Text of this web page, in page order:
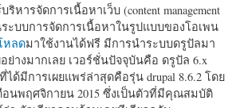
หารจัดการเนื้อหาเว็บ (content management
ระบบการจัดการเนื้อหาในรูปแบบของโอเพน
หลดมาใช้งานได้ฟรี มีการนำระบบดรูปัลมา
ย่างมากเลย เวอร์ชั่นปัจจุบันคือ ดรูปัล 6.x
ด้มีการเผยแพร่ล่าสุดคือรุ่น drupal 8.6.2 โดย
อนพฤศจิกายน 2015 ซึ่งเป็นตัวที่มีคุณสมบัติ